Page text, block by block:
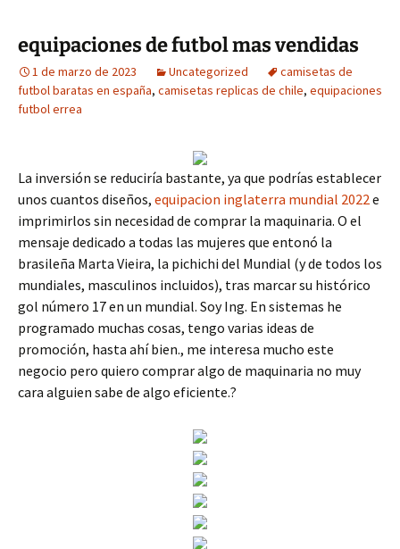
equipaciones de futbol mas vendidas
1 de marzo de 2023 Uncategorized
camisetas de
futbol baratas en españa, camisetas replicas de chile, equipaciones
futbol errea
La inversión se reduciría bastante, ya que podrías establecer
unos cuantos diseños, equipacion inglaterra mundial 2022e
imprimirlos sin necesidad de comprar la maquinaria. O el
mensaje dedicado a todas las mujeres que entonó la
brasileña Marta Vieira, la pichichi del Mundial (y de todos los
mundiales, masculinos incluidos), tras marcar su histórico
gol número 17 en un mundial. Soy Ing. En sistemas he
programado muchas cosas, tengo varias ideas de
promoción, hasta ahí bien., me interesa mucho este
negocio pero quiero comprar algo de maquinaria no muy
cara alguien sabe de algo eficiente.?